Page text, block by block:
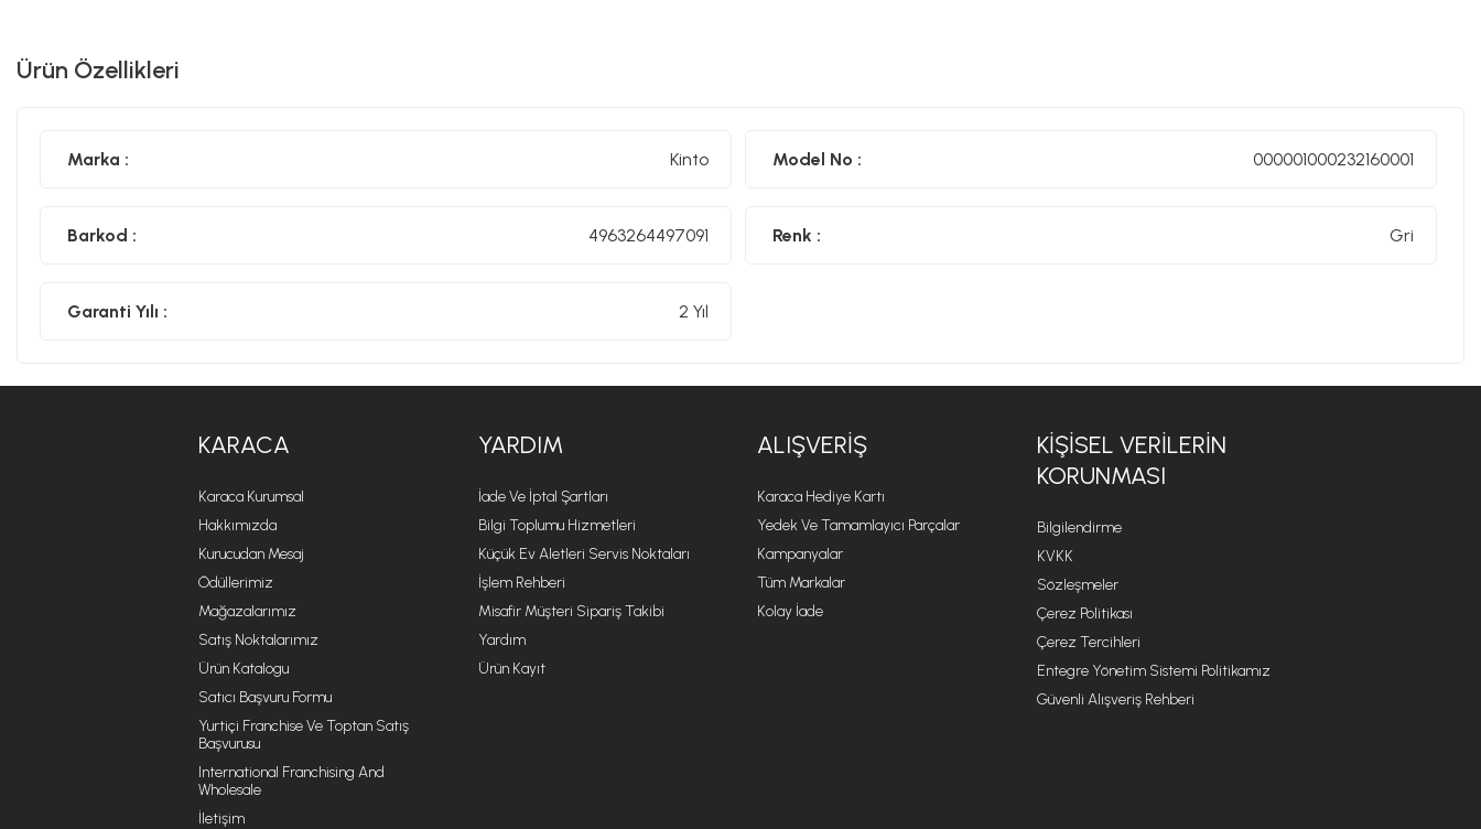
farklar yarattığına inanılır. Kinto, anın güzelliğini yakalamayı ve her günü daha anlamlı hale getirmeyi destekleyen
Ürün Özellikleri
Marka : Kinto Model No : 000001000232160001
Barkod : 4963264497091 Renk : Gri
Garanti Yılı : 2 Yıl
KARACA
Karaca Kurumsal
Hakkımızda
Kurucudan Mesaj
Ödüllerimiz
Mağazalarımız
Satış Noktalarımız
Ürün Katalogu
Satıcı Başvuru Formu
Yurtiçi Franchise Ve Toptan Satış
Başvurusu
International Franchising And
Wholesale
İletişim
YARDIM
İade Ve İptal Şartları
Bilgi Toplumu Hizmetleri
Küçük Ev Aletleri Servis Noktaları
İşlem Rehberi
Misafir Müşteri Sipariş Takibi
Yardım
Ürün Kayıt
ALIŞVERIŞ
Karaca Hediye Kartı
Yedek Ve Tamamlayıcı Parçalar
Kampanyalar
Tüm Markalar
Kolay İade
KIŞISEL VERILERIN
KORUNMASI
Bilgilendirme
KVKK
Sözleşmeler
Çerez Politikası
Çerez Tercihleri
Entegre Yönetim Sistemi Politikamız
Güvenli Alışveriş Rehberi